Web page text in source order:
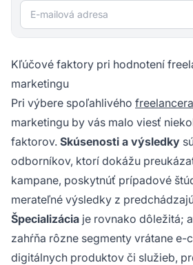
E-mailová adresa
Kľúčové faktory pri hodnotení
marketingu
Pri výbere spoľahlivého
marketingu by vás malo viesť
faktorov. Skúsenosti a výsledky
odborníkov, ktorí dokážu
kampane, poskytnúť prípadové
merateľné výsledky z
Špecializácia je rovnako dôležitá;
zahŕňa rôzne segmenty vrátane e-
digitálnych produktov či služieb,